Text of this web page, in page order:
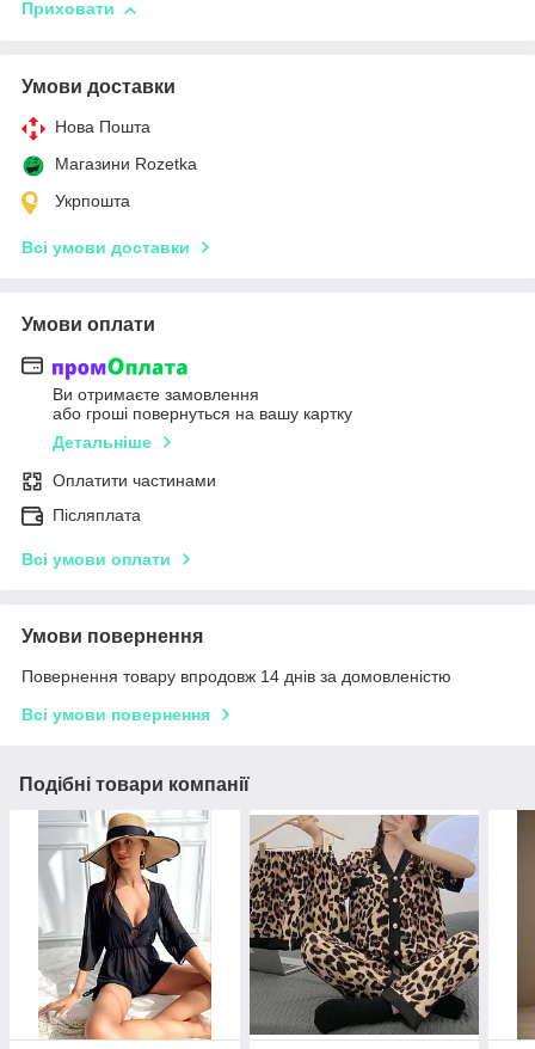
Приховати
Умови доставки
Нова Пошта
Магазини Rozetka
Укрпошта
Всі умови доставки
Умови оплати
Ви отримаєте замовлення
або гроші повернуться на вашу картку
Детальніше
Оплатити частинами
Післяплата
Всі умови оплати
Умови повернення
Повернення товару впродовж 14 днів за домовленістю
Всі умови повернення
Подібні товари компанії